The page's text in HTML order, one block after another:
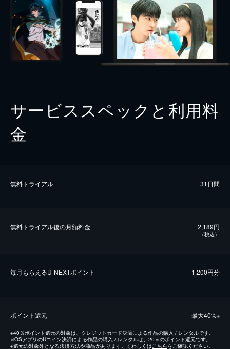
サービススペックと利用料
金
無料トライアル 31日間
無料トライアル後の⽉額料金 2,189円
（税込）
毎⽉もらえるU-NEXTポイント 1,200円分
ポイント還元 最⼤40%※
※40％ポイント還元の対象は、クレジットカード決済による作品の購入 / レンタルです。
※iOSアプリのUコイン決済による作品の購入 / レンタルは、20％のポイント還元です。
※還元の対象外となる決済方法や商品があります。くわしくはこちらをご確認ください。